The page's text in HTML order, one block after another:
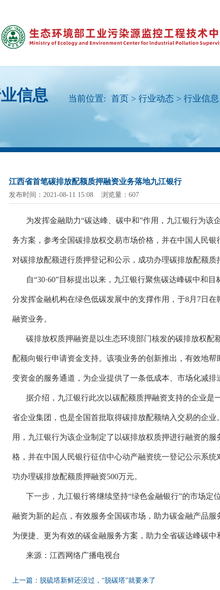
信息 当前位置: 首页 > 行业动态 > 行业信息
江西省首笔碳排放配额质押融资业务落地九江银行
发布时间：2021-08-11 15:08 浏览量：607
为发挥金融助力“碳达峰、碳中和”作用，九江银行为该
务方案，参考全国碳排放权交易市场价格，并在中国人民
对碳排放配额进行质押登记和公示，成功办理碳排放配额质
自“30·60”目标提出以来，九江银行聚焦碳达峰碳中和
分发挥金融机构在绿色低碳发展中的支撑作用，于8月7日
融资业务。
碳排放权质押融资是以生态环境部门核发的碳排放权配
配额向银行申请资金支持。该项业务的创新推出，有效地
变资金的服务通道，为企业提供了一条低成本、市场化减排
据介绍，九江银行此次以碳配额质押融资支持的企业是
省企业集团，也是全国首批取得碳排放配额纳入交易的企业
用，九江银行为该企业制定了以碳排放权质押进行融资的
格，并在中国人民银行征信中心动产融资统一登记公示系
功办理碳排放配额质押融资500万元。
下一步，九江银行将继续坚持“绿色金融银行”的市场定
融资为新的起点，有效服务全国碳市场，助力碳金融产品
为便捷、更为有效的碳金融服务方案，助力全省碳达峰碳中
来源：江西网络广播电视台
上一篇：脱硫塔新鲜还没过，“脱碳塔”就要来了